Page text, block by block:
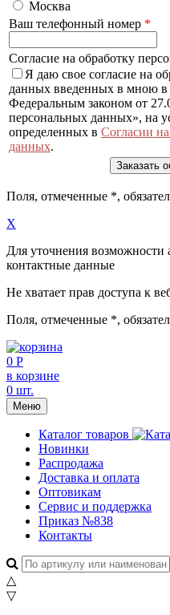
Москва
Ваш телефонный номер *
Согласие на обработку
Я даю свое согласие на
данных введенных в мною в
Федеральным законом от
персональных данных», на
определенных в Согласии
данных.
Поля, отмеченные *,
X
Для уточнения
контактные данные
Не хватает прав доступа к
Поля, отмеченные *,
0 Р
в корзине
0 шт.
Меню
Каталог товаров
Новинки
Распродажа
Доставка и оплата
Оптовикам
Сервис и поддержка
Приказ №838
Контакты
△
▽